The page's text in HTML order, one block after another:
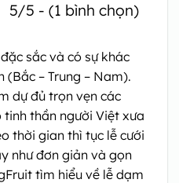
5/5 - (1 bình chọn)
sắc và có sự khác
– Trung – Nam).
dự đủ trọn vẹn các
tinh thần người Việt xưa
thời gian thì tục lễ cưới
như đơn giản và gọn
tìm hiểu về lễ dạm